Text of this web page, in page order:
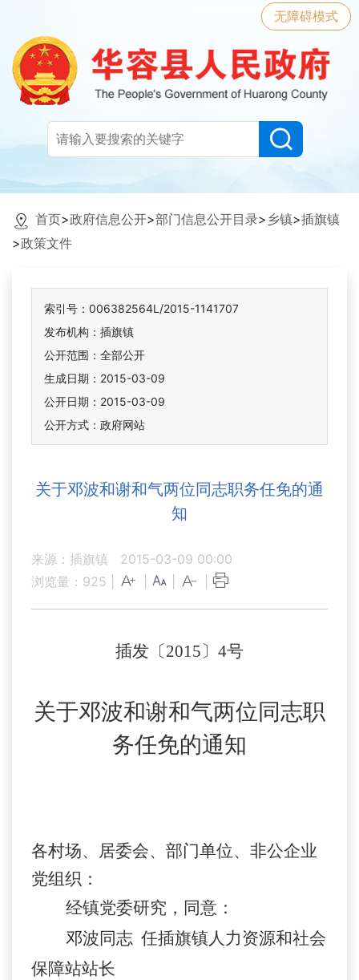
无障碍模式
首页>政府信息公开>部门信息公开目录> 乡镇>插旗镇
>政策文件
索引号：006382564L/2015-1141707
发布机构：插旗镇
公开范围：全部公开
生成日期：2015-03-09
公开日期：2015-03-09
公开方式：政府网站
关于邓波和谢和气两位同志职务任免的通
知
来源：插旗镇
2015-03-09 00:00
浏览量： 925
插发〔2015〕 4号
关于邓波和谢和气两位同志职
务任免的通知
各村场、居委会、部门单位、非公企业
党组织：
经镇党委研究，同意：
邓波同志 任插旗镇人力资源和社会
保障站站长